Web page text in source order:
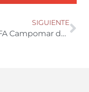
SIGUIENTE
En EFA Campomar desarrollan una herramienta para optimizar el aporte de nutrientes a los cultivos